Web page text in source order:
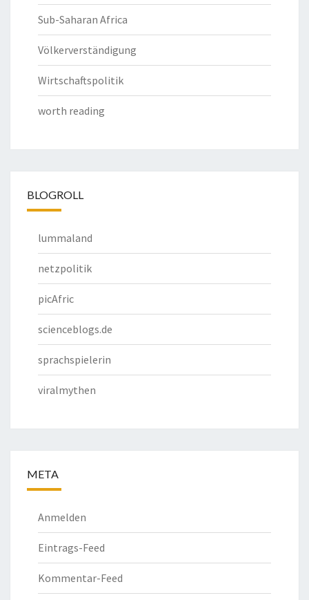
Sub-Saharan Africa
Völkerverständigung
Wirtschaftspolitik
worth reading
BLOGROLL
lummaland
netzpolitik
picAfric
scienceblogs.de
sprachspielerin
viralmythen
META
Anmelden
Eintrags-Feed
Kommentar-Feed